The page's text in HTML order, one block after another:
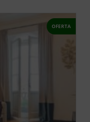
OFERTA